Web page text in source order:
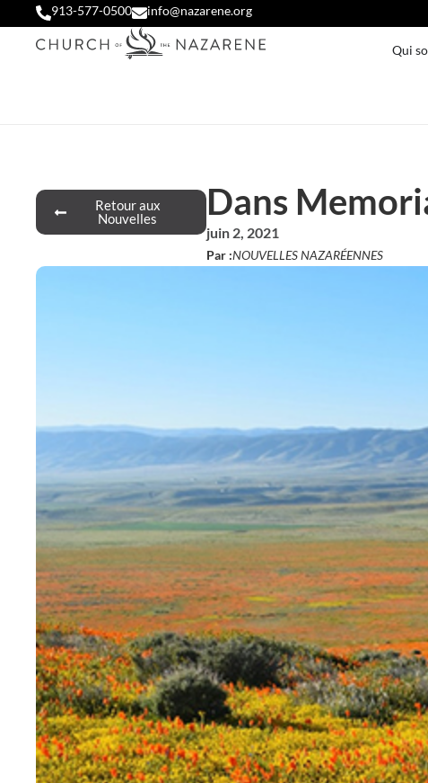
913-577-0500 info@nazarene.org
Qui
Retour aux
Nouvelles
Dans
juin 2, 2021
Par :NOUVELLES NAZARÉENNES